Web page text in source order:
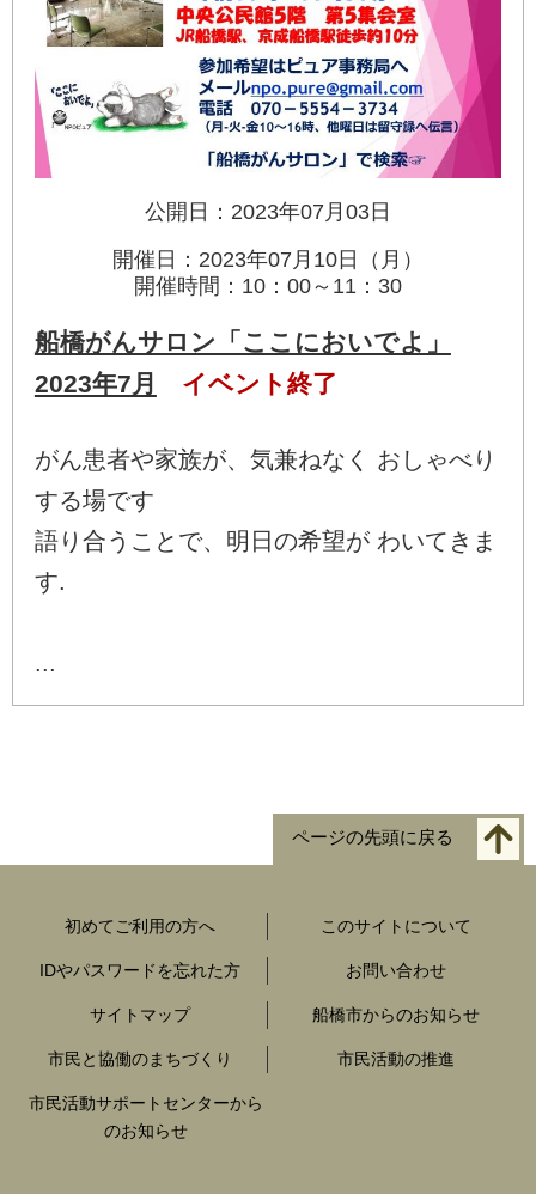
公開日：2023年07月03日
開催日：2023年07月10日（月）
開催時間：10：00～11：30
船橋がんサロン「ここにおいでよ」
2023年7月
イベント終了
がん患者や家族が、気兼ねなく おしゃべり
する場です
語り合うことで、明日の希望が わいてきま
す.
...
ページの先頭に戻る
初めてご利用の方へ このサイトについて
IDやパスワードを忘れた方 お問い合わせ
サイトマップ 船橋市からのお知らせ
市民と協働のまちづくり 市民活動の推進
市民活動サポートセンターから
のお知らせ